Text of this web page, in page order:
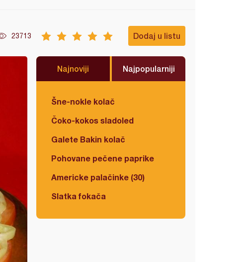
23713 Dodaj u listu
Najnoviji Najpopularniji
Šne-nokle kolač
Čoko-kokos sladoled
Galete Bakin kolač
Pohovane pečene paprike
Americke palačinke (30)
Slatka fokača